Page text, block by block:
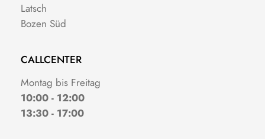
Latsch
Bozen Süd
CALLCENTER
Montag bis Freitag
10:00 - 12:00
13:30 - 17:00